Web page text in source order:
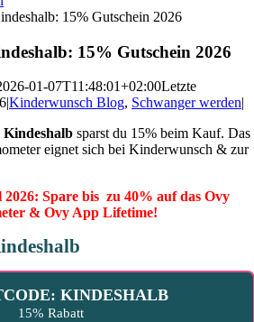
15% Gutschein 2026
15% Gutschein 2026
01-07T11:48:01+02:00Letzte
|Kinderwunsch Blog, Schwanger werden|
Kindeshalb sparst du 15% beim Kauf. Das
eignet sich bei Kinderwunsch & zur
Spare bis zu 40% auf das Ovy
& Ovy App Lifetime!
KINDESHALB
15% Rabatt